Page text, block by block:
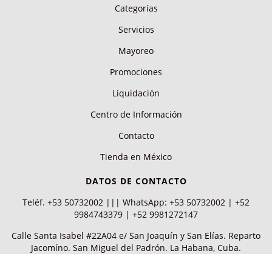
Categorías
Servicios
Mayoreo
Promociones
Liquidación
Centro de Información
Contacto
Tienda en México
DATOS DE CONTACTO
Teléf. +53 50732002 ||| WhatsApp: +53 50732002 | +52
9984743379 | +52 9981272147
Calle Santa Isabel #22A04 e/ San Joaquín y San Elías. Reparto
Jacomíno. San Miguel del Padrón. La Habana, Cuba.